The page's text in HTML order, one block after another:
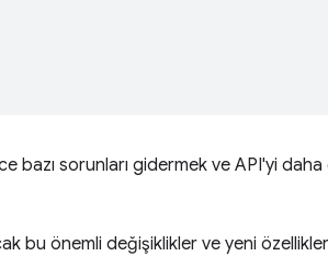
bazı sorunları gidermek ve API'yi
bu önemli değişiklikler ve yeni